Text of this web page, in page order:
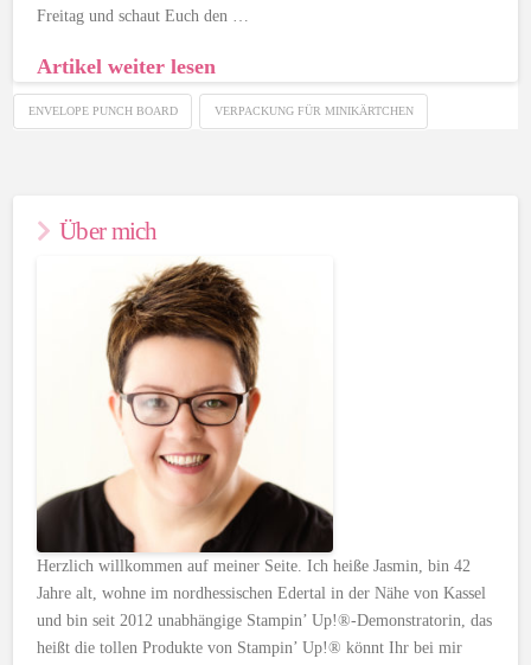
Freitag und schaut Euch den …
Artikel weiter lesen
ENVELOPE PUNCH BOARD VERPACKUNG FÜR MINIKÄRTCHEN
Über mich
Herzlich willkommen auf meiner Seite. Ich heiße Jasmin, bin 42
Jahre alt, wohne im nordhessischen Edertal in der Nähe von Kassel
und bin seit 2012 unabhängige Stampin’ Up!®-Demonstratorin, das
heißt die tollen Produkte von Stampin’ Up!® könnt Ihr bei mir